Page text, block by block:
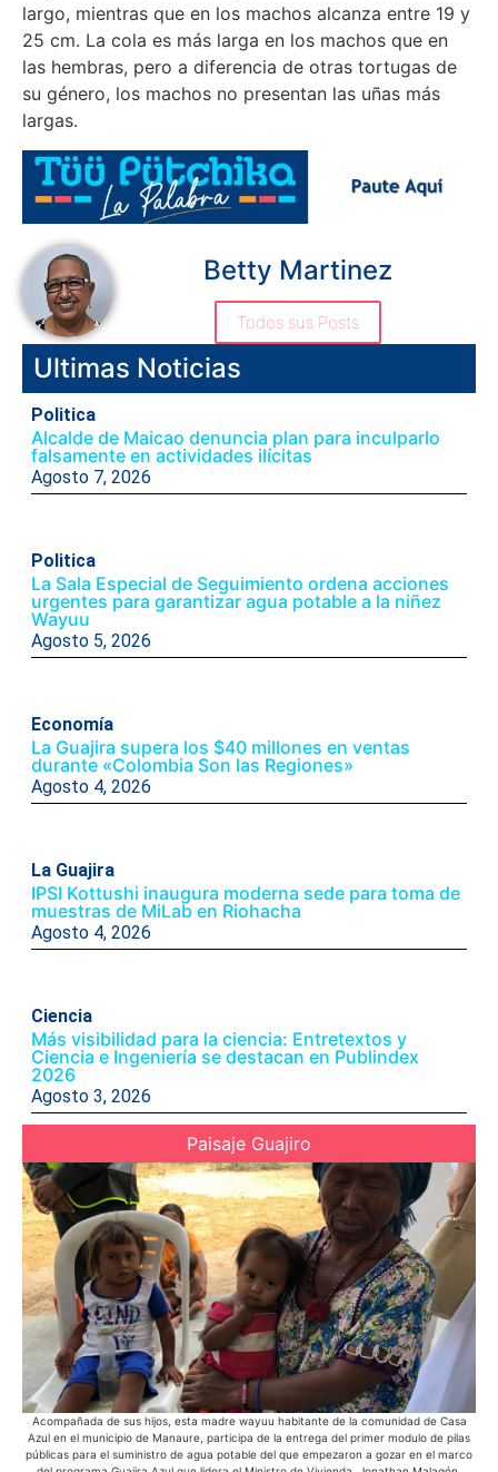
largo, mientras que en los machos alcanza entre 19 y
25 cm. La cola es más larga en los machos que en
las hembras, pero a diferencia de otras tortugas de
su género, los machos no presentan las uñas más
largas.
Betty Martinez
Todos sus Posts
Ultimas Noticias
Politica
Alcalde de Maicao denuncia plan para inculparlo
falsamente en actividades ilícitas
Agosto 7, 2026
Politica
La Sala Especial de Seguimiento ordena acciones
urgentes para garantizar agua potable a la niñez
Wayuu
Agosto 5, 2026
Economía
La Guajira supera los $40 millones en ventas
durante «Colombia Son las Regiones»
Agosto 4, 2026
La Guajira
IPSI Kottushi inaugura moderna sede para toma de
muestras de MiLab en Riohacha
Agosto 4, 2026
Ciencia
Más visibilidad para la ciencia: Entretextos y
Ciencia e Ingeniería se destacan en Publindex
2026
Agosto 3, 2026
Paisaje Guajiro
Acompañada de sus hijos, esta madre wayuu habitante de la comunidad de Casa
Azul en el municipio de Manaure, participa de la entrega del primer modulo de pilas
públicas para el suministro de agua potable del que empezaron a gozar en el marco